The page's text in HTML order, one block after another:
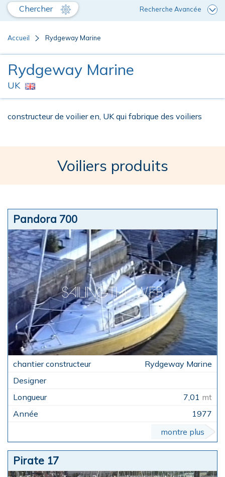
Chercher Recherche Avancée
Accueil Rydgeway Marine
Rydgeway Marine
UK
constructeur de voilier en, UK qui fabrique des voiliers
Voiliers produits
Pandora 700
Rydgeway Marine
7,01 mt
1977
montre plus
Pirate 17